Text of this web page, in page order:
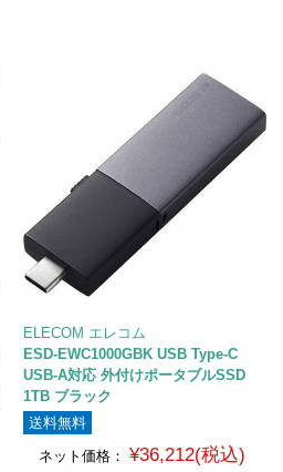
ELECOM エレコム
ESD-EWC1000GBK USB Type-C
USB-A対応 外付けポータブルSSD
1TB ブラック
送料無料
ネット価格：
¥36,212(税込)